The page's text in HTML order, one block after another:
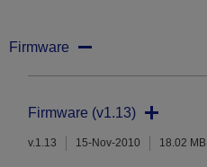
Firmware
Firmware (v1.13)
v.1.13 15-Nov-2010 18.02 MB